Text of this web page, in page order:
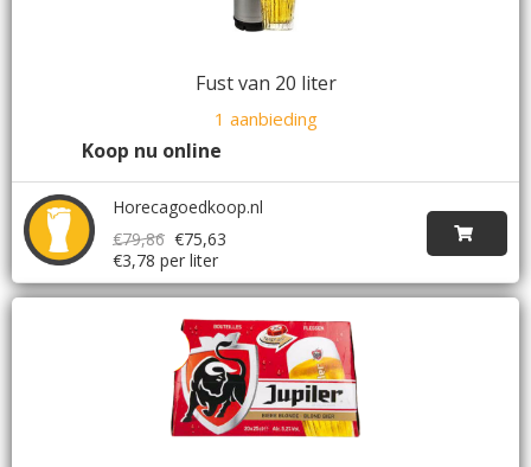
Fust van 20 liter
1 aanbieding
Koop nu online
Horecagoedkoop.nl
€79,86 €75,63
€3,78 per liter